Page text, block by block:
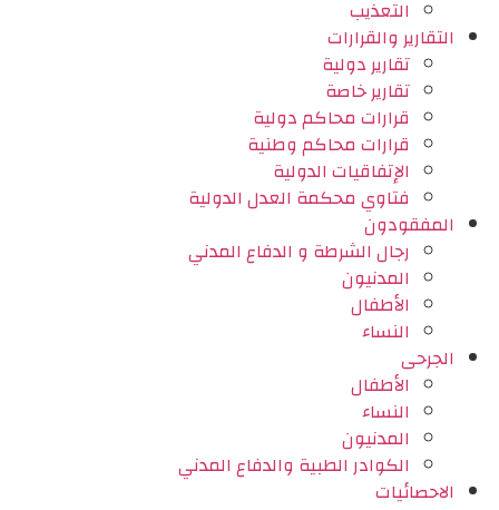
التعذيب
التقارير والقرارات
تقارير دولية
تقارير خاصة
قرارات محاكم دولية
قرارات محاكم وطنية
الإتفاقيات الدولية
فتاوي محكمة العدل الدولية
المفقودون
رجال الشرطة و الدفاع المدني
المدنيون
الأطفال
النساء
الجرحى
الأطفال
النساء
المدنيون
الكوادر الطبية والدفاع المدني
الاحصائيات